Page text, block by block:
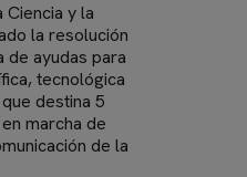
Ciencia y la
la resolución
de ayudas para
tecnológica
destina 5
marcha de
de la